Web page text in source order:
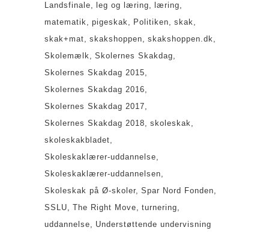
Landsfinale
leg og læring
læring
matematik
pigeskak Politiken
skak
skak+mat
skakshoppen
skakshoppen.dk
Skolemælk
Skolernes Skakdag
Skolernes Skakdag 2015
Skolernes Skakdag 2016
Skolernes Skakdag 2017
Skolernes Skakdag 2018
skoleskak
skoleskakbladet
Skoleskaklærer-uddannelse
Skoleskaklærer-uddannelsen
Skoleskak på Ø-skoler Spar Nord Fonden
SSLU
The Right Move
turnering
uddannelse
Understøttende undervisning